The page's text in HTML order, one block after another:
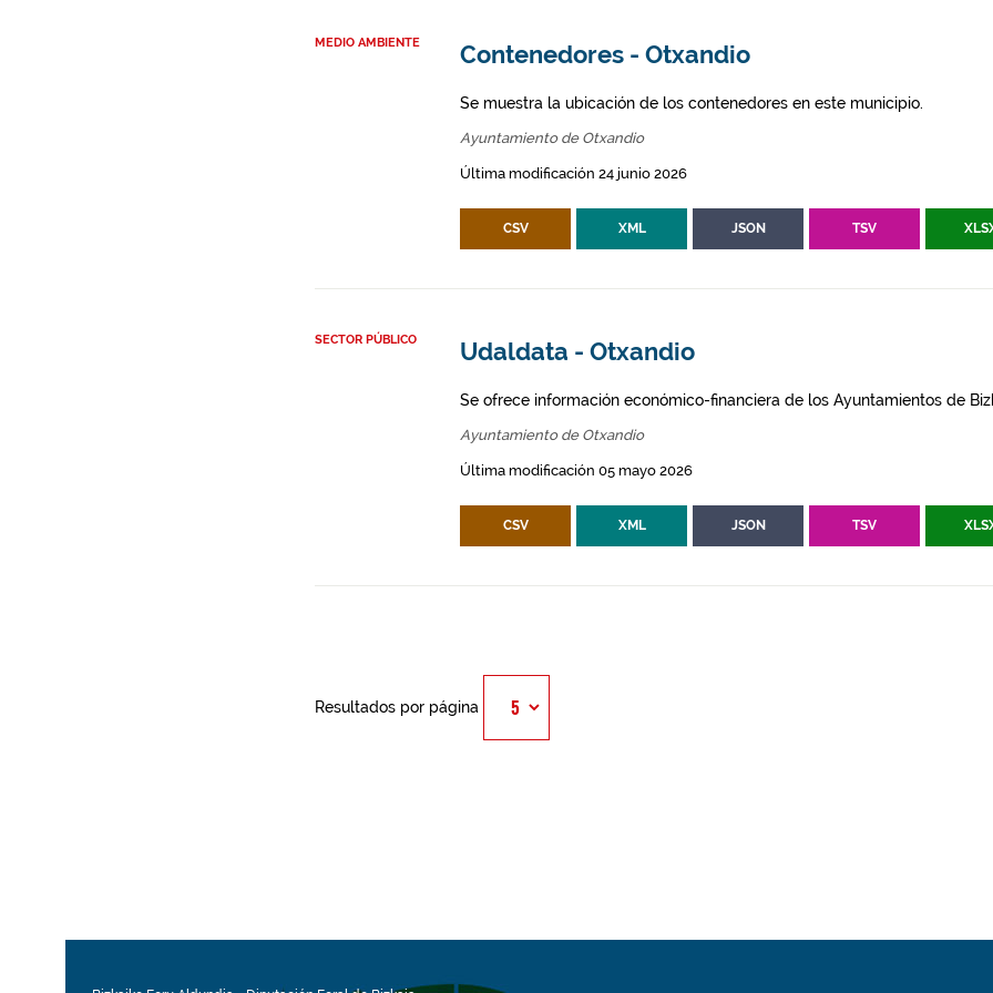
MEDIO AMBIENTE Contenedores - Otxandio
Se muestra la ubicación de los contenedores en este municipio.
Ayuntamiento de Otxandio
Última modificación 24 junio 2026
CSV XML JSON TSV
SECTOR PÚBLICO Udaldata - Otxandio
Se ofrece información económico-financiera de los Ayuntamientos de
Ayuntamiento de Otxandio
Última modificación 05 mayo 2026
CSV XML JSON TSV
Resultados por página